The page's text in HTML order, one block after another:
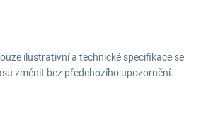
ilustrativní a technické specifikace se
změnit bez předchozího upozornění.